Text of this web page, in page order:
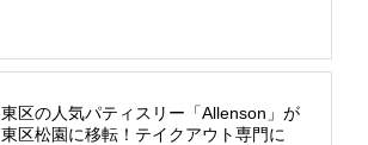
東区の人気パティスリー「Allenson」が
東区松園に移転！テイクアウト専門に